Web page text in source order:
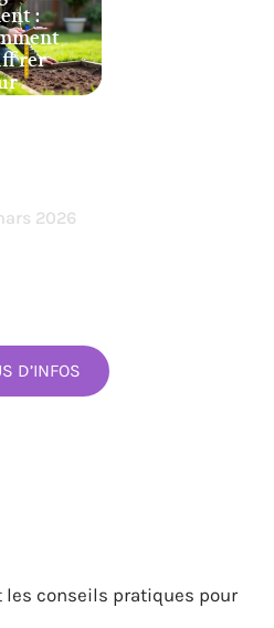
:
2026
D’INFOS
les conseils pratiques pour